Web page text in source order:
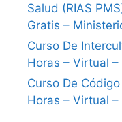
Salud (RIAS
Gratis –
Curso De
Horas – Virtual
Curso De
Horas – Virtual